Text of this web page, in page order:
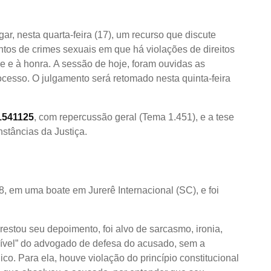
nesta quarta-feira (17), um recurso que discute
de crimes sexuais em que há violações de direitos
e à honra. A sessão de hoje, foram ouvidas as
O julgamento será retomado nesta quinta-feira
, com repercussão geral (Tema 1.451), e a tese
da Justiça.
em uma boate em Jurerê Internacional (SC), e foi
seu depoimento, foi alvo de sarcasmo, ironia,
do advogado de defesa do acusado, sem a
Para ela, houve violação do princípio constitucional